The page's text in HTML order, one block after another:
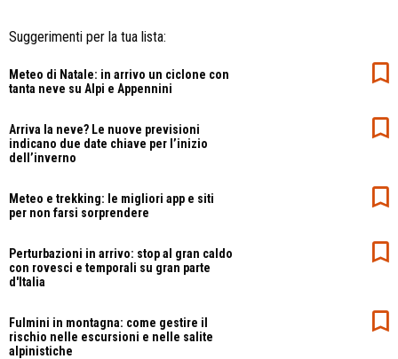
Suggerimenti per la tua lista:
Meteo di Natale: in arrivo un ciclone con
tanta neve su Alpi e Appennini
Arriva la neve? Le nuove previsioni
indicano due date chiave per l’inizio
dell’inverno
Meteo e trekking: le migliori app e siti
per non farsi sorprendere
Perturbazioni in arrivo: stop al gran caldo
con rovesci e temporali su gran parte
d'Italia
Fulmini in montagna: come gestire il
rischio nelle escursioni e nelle salite
alpinistiche